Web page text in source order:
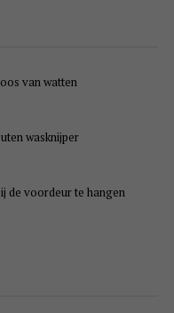
van watten
wasknijper
de voordeur te hangen